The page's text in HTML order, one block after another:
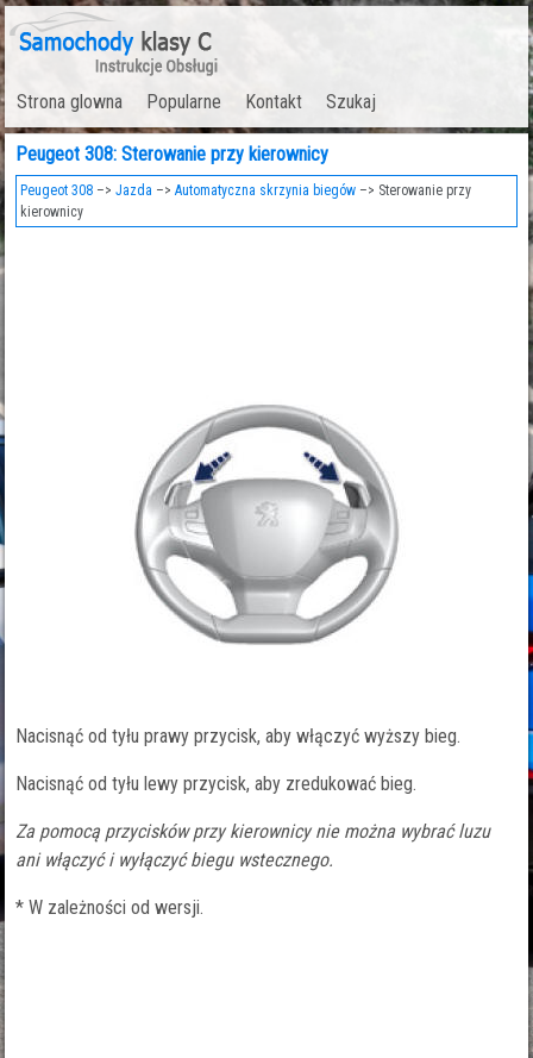
Strona glowna Popularne Kontakt Szukaj
Peugeot 308: Sterowanie przy kierownicy
Peugeot 308 –>Jazda –>Automatyczna skrzynia biegów –> Sterowanie przy
kierownicy
Nacisnąć od tyłu prawy przycisk, aby włączyć wyższy bieg.
Nacisnąć od tyłu lewy przycisk, aby zredukować bieg.
Za pomocą przycisków przy kierownicy nie można wybrać luzu
ani włączyć i wyłączyć biegu wstecznego.
* W zależności od wersji.